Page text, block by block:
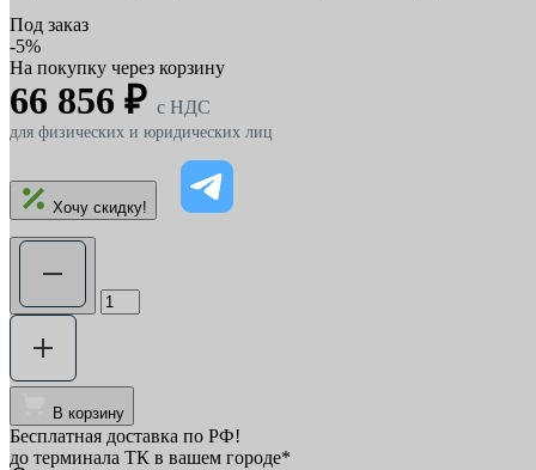
Под заказ
-5%
На покупку через корзину
66 856 ₽ c НДС
для физических и юридических лиц
Хочу скидку!
В корзину
Бесплатная доставка по РФ!
до терминала ТК в вашем городе*